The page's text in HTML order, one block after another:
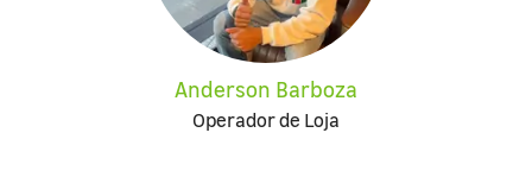
Anderson Barboza
Operador de Loja